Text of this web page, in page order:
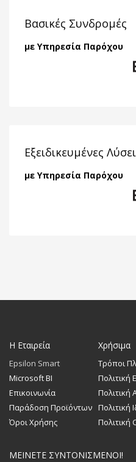
Βασικές Συνδρομές
με Υπηρεσία Παρόχου
Εξειδικευμένες
με Υπηρεσία Παρόχου
Η Εταιρεία
Epsilon Smart
Microsoft BI
Επικοινωνία
Παράδοση Προϊόντων
Όροι Χρήσης
Χρήσιμα
Τρόποι
Πολιτική
Πολιτική
Πολιτική
Πολιτική
ΜΕΙΝΕΤΕ ΣΥΝΤΟΝΙΣΜΕΝΟΙ!